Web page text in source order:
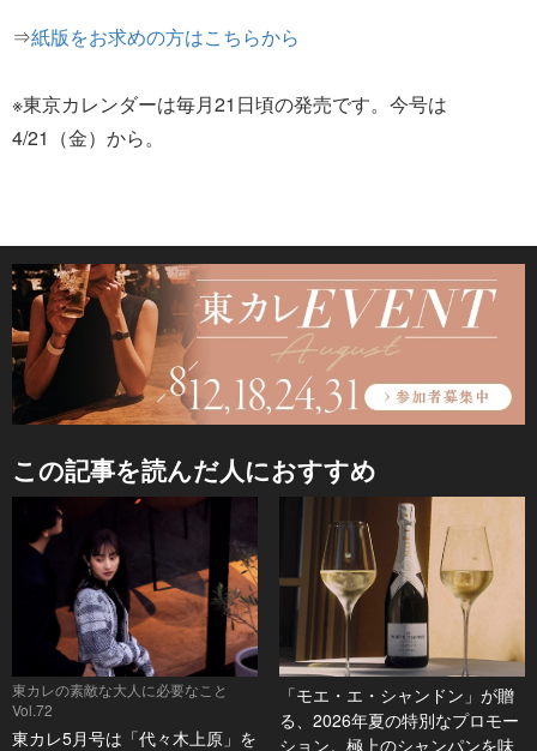
⇒紙版をお求めの方はこちらから
※東京カレンダーは毎月21日頃の発売です。今号は
4/21（金）から。
この記事を読んだ人におすすめ
東カレの素敵な大人に必要なこと
Vol.72
東カレ5月号は「代々木上原」を
「モエ・エ・シャンドン」が贈
る、2026年夏の特別なプロモー
ション。極上のシャンパンを味